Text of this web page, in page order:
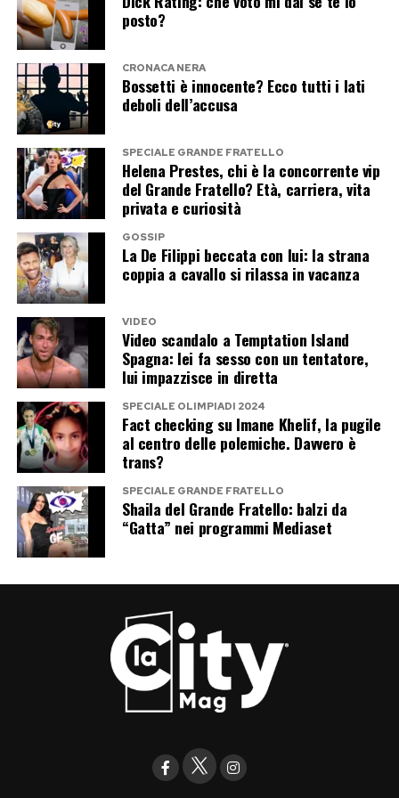
il gatto mostrano segni di letargia, inappetenza,
febbre o zoppia, è necessario correre dal
veterinario menzionando il morso di zecca. La
prevenzione, tramite l’uso regolare di
antiparassitari (spot-on, collari o compresse),
resta comunque lo scudo migliore per godersi
l’estate in totale relax.
Post Views: 432
posto?
CRONACA NERA
Bossetti è innocente? Ecco tutti i lati
deboli dell’accusa
SPECIALE GRANDE FRATELLO
Helena Prestes, chi è la concorrente vip
del Grande Fratello? Età, carriera, vita
privata e curiosità
GOSSIP
La De Filippi beccata con lui: la strana
coppia a cavallo si rilassa in vacanza
VIDEO
Video scandalo a Temptation Island
Spagna: lei fa sesso con un tentatore,
lui impazzisce in diretta
SPECIALE OLIMPIADI 2024
Fact checking su Imane Khelif, la pugile
al centro delle polemiche. Davvero è
trans?
SPECIALE GRANDE FRATELLO
Shaila del Grande Fratello: balzi da
“Gatta” nei programmi Mediaset